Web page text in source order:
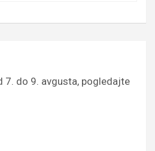
7. do 9. avgusta, pogledajte